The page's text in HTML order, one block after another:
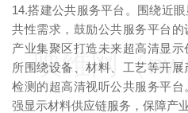
14.搭建公共服务平台。围绕近
共性需求，鼓励公共服务平台
产业集聚区打造未来超高清显
所围绕设备、材料、工艺等开
检测的超高清视听公共服务平
强显示材料供应链服务，保障产
映维网（